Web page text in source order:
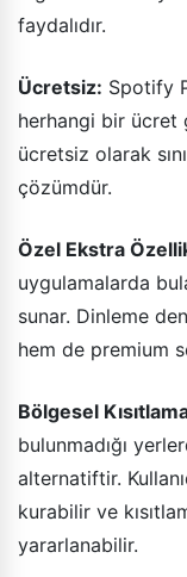
faydalıdır.
Ücretsiz: Spotify
herhangi bir ücret
ücretsiz olarak
çözümdür.
Özel Ekstra
uygulamalarda
sunar. Dinleme
hem de premium
Bölgesel
bulunmadığı
alternatiftir.
kurabilir ve
yararlanabilir.